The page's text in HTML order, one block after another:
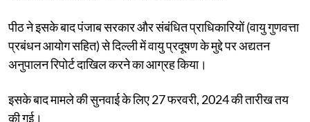
पीठ ने इसके बाद पंजाब सरकार और संबंधित प्राधिकारियों (वायु गुणवत्ता
प्रबंधन आयोग सहित) से दिल्ली में वायु प्रदूषण के मुद्दे पर अद्यतन
अनुपालन रिपोर्ट दाखिल करने का आग्रह किया।
इसके बाद मामले की सुनवाई के लिए 27 फरवरी, 2024 की तारीख तय
की गई।